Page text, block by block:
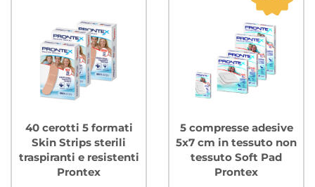
STRIPS
STERILI
TRASPIRANTI
PRONTEX AL
CARRELLO
IN
40 cerotti 5 formati
Skin Strips sterili
traspiranti e resistenti
Prontex
5 compresse adesive
5x7 cm in tessuto non
tessuto Soft Pad
Prontex